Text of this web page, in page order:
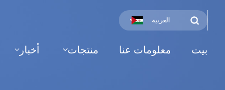
العربية
بيت معلومات عنا منتجات أخبار